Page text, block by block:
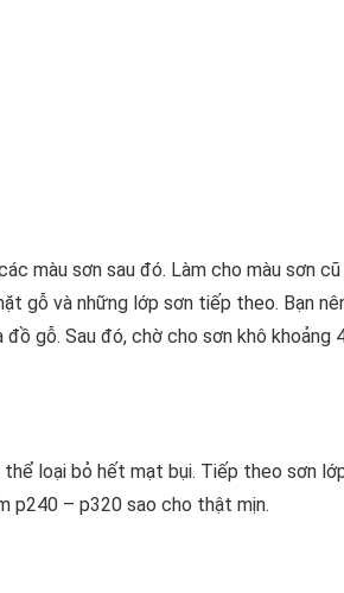
màu sơn sau đó. Làm cho màu sơn cũ
gỗ và những lớp sơn tiếp theo. Bạn
gỗ. Sau đó, chờ cho sơn khô khoảng
loại bỏ hết mạt bụi. Tiếp theo sơn
p240 – p320 sao cho thật mịn.